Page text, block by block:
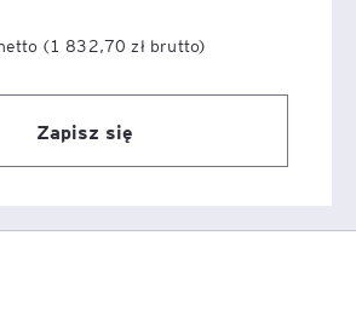
(1 832,70 zł brutto)
Zapisz się